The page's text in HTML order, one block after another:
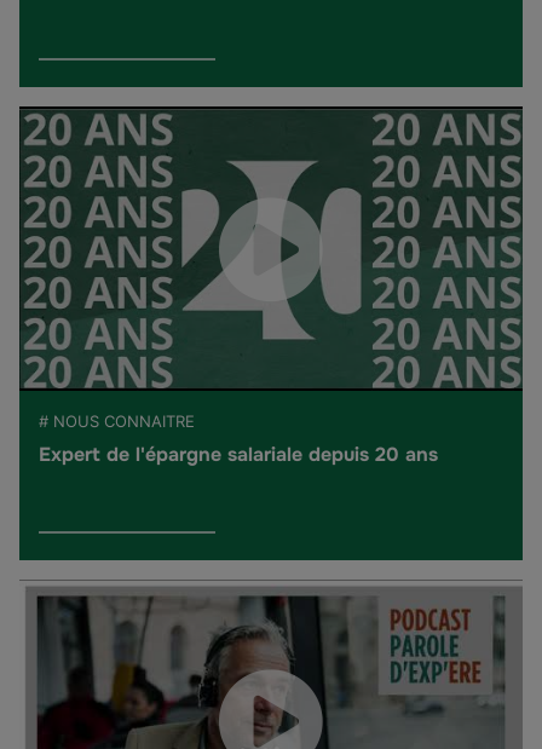
# NOUS CONNAITRE
Expert de l'épargne salariale depuis 20 ans